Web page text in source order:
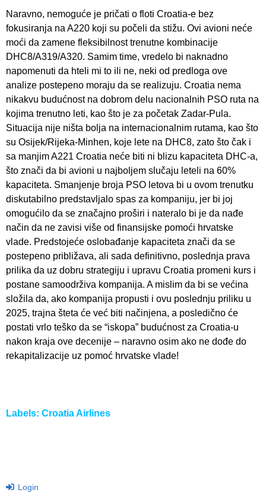
Naravno, nemoguće je pričati o floti Croatia-e bez
fokusiranja na A220 koji su počeli da stižu. Ovi avioni neće
moći da zamene fleksibilnost trenutne kombinacije
DHC8/A319/A320. Samim time, vredelo bi naknadno
napomenuti da hteli mi to ili ne, neki od predloga ove
analize postepeno moraju da se realizuju. Croatia nema
nikakvu budućnost na dobrom delu nacionalnih PSO ruta na
kojima trenutno leti, kao što je za početak Zadar-Pula.
Situacija nije ništa bolja na internacionalnim rutama, kao što
su Osijek/Rijeka-Minhen, koje lete na DHC8, zato što čak i
sa manjim A221 Croatia neće biti ni blizu kapaciteta DHC-a,
što znači da bi avioni u najboljem slučaju leteli na 60%
kapaciteta. Smanjenje broja PSO letova bi u ovom trenutku
diskutabilno predstavljalo spas za kompaniju, jer bi joj
omogućilo da se značajno proširi i nateralo bi je da nađe
način da ne zavisi više od finansijske pomoći hrvatske
vlade. Predstojeće oslobađanje kapaciteta znači da se
postepeno približava, ali sada definitivno, poslednja prava
prilika da uz dobru strategiju i upravu Croatia promeni kurs i
postane samoodrživa kompanija. A mislim da bi se većina
složila da, ako kompanija propusti i ovu poslednju priliku u
2025, trajna šteta će već biti načinjena, a posledično će
postati vrlo teško da se “iskopa” budućnost za Croatia-u
nakon kraja ove decenije – naravno osim ako ne dođe do
rekapitalizacije uz pomoć hrvatske vlade!
Labels: Croatia Airlines
Login